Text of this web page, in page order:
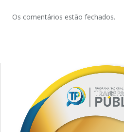
Os comentários estão fechados.